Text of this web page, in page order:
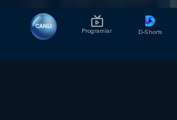
CANLI
Programlar D-Shorts